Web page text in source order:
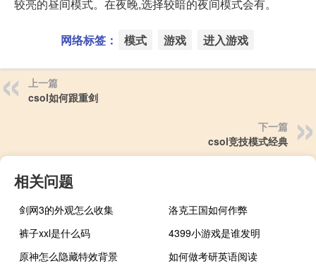
较亮的昼间模式。在夜晚,选择较暗的夜间模式会有。
网络标签： 模式 游戏 进入游戏
上一篇
csol如何跟重剑
下一篇
csol竞技模式经典
相关问题
剑网3的外观怎么收集
洛克王国如何作弊
裤子xxl是什么码
4399小游戏是谁发明
原神怎么隐藏特效背景
如何做考研英语阅读